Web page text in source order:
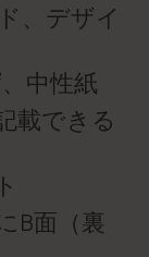
、デザイ
中性紙
載できる
B面（裏